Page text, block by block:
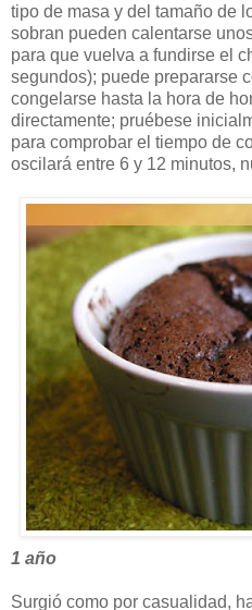
tipo de masa y del tamaño de
sobran pueden calentarse
para que vuelva a fundirse el
segundos); puede prepararse
congelarse hasta la hora de
directamente; pruébese
para comprobar el tiempo de
oscilará entre 6 y 12 minutos,
1 año
Surgió como por casualidad,